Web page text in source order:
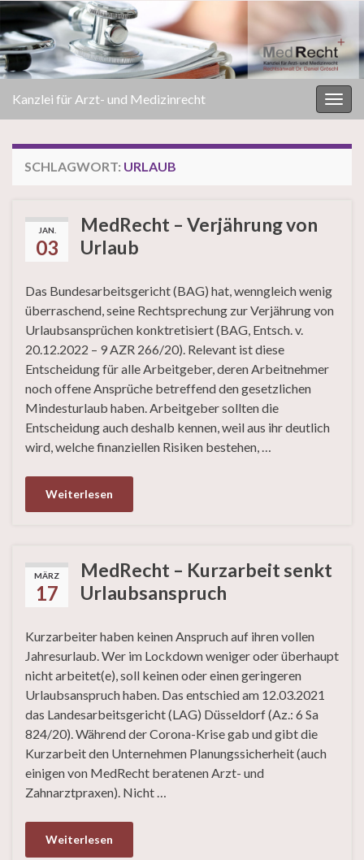
Kanzlei für Arzt- und Medizinrecht
SCHLAGWORT: URLAUB
JAN.
03
MedRecht – Verjährung von
Urlaub
Das Bundesarbeitsgericht (BAG) hat, wenngleich wenig
überraschend, seine Rechtsprechung zur Verjährung von
Urlaubsansprüchen konktretisiert (BAG, Entsch. v.
20.12.2022 – 9 AZR 266/20). Relevant ist diese
Entscheidung für alle Arbeitgeber, deren Arbeitnehmer
noch offene Ansprüche betreffend den gesetzlichen
Mindesturlaub haben. Arbeitgeber sollten die
Entscheidung auch deshalb kennen, weil aus ihr deutlich
wird, welche finanziellen Risiken bestehen, …
Weiterlesen
MÄRZ
17
MedRecht – Kurzarbeit senkt
Urlaubsanspruch
Kurzarbeiter haben keinen Anspruch auf ihren vollen
Jahresurlaub. Wer im Lockdown weniger oder überhaupt
nicht arbeitet(e), soll keinen oder einen geringeren
Urlaubsanspruch haben. Das entschied am 12.03.2021
das Landesarbeitsgericht (LAG) Düsseldorf (Az.: 6 Sa
824/20). Während der Corona-Krise gab und gibt die
Kurzarbeit den Unternehmen Planungssicherheit (auch
einigen von MedRecht beratenen Arzt- und
Zahnarztpraxen). Nicht …
Weiterlesen